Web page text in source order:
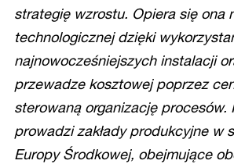
strategię wzrostu. Opiera się ona
technologicznej dzięki
najnowocześniejszych instalacji
przewadze kosztowej poprzez
sterowaną organizację procesów.
prowadzi zakłady produkcyjne w
Europy Środkowej, obejmujące